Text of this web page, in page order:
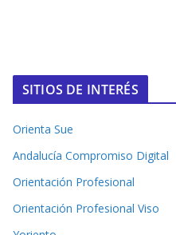
SITIOS DE INTERÉS
Orienta Sue
Andalucía Compromiso Digital
Orientación Profesional
Orientación Profesional Viso